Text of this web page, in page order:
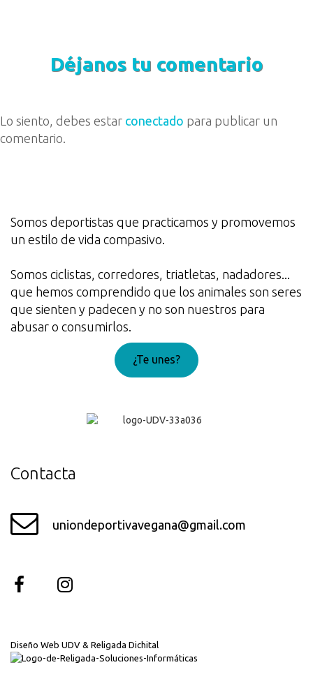
Déjanos tu comentario
Lo siento, debes estar conectado para publicar un
comentario.
Somos deportistas que practicamos y promovemos
un estilo de vida compasivo.
Somos ciclistas, corredores, triatletas, nadadores...
que hemos comprendido que los animales son seres
que sienten y padecen y no son nuestros para
abusar o consumirlos.
¿Te unes?
Contacta
uniondeportivavegana@gmail.com
Diseño Web UDV & Religada Dichital